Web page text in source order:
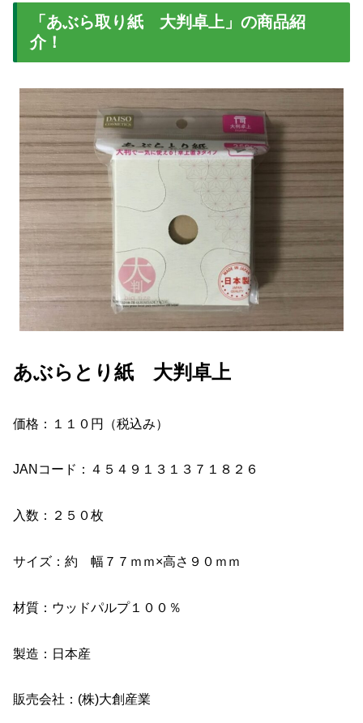
「あぶら取り紙 大判卓上」の商品紹
介！
あぶらとり紙 大判卓上
価格：１１０円（税込み）
JANコード：４５４９１３１３７１８２６
入数：２５０枚
サイズ：約 幅７７ｍｍ×高さ９０ｍｍ
材質：ウッドパルプ１００％
製造：日本産
販売会社：(株)大創産業